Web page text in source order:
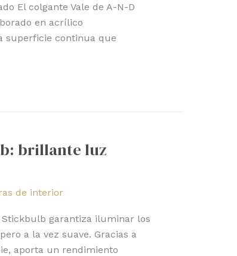
El colgante Vale de A-N-D
en acrílico
superficie continua que
brillante luz
de interior
garantiza iluminar los
a la vez suave. Gracias a
aporta un rendimiento